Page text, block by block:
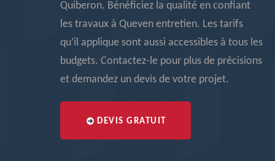
Quiberon. Bénéficiez la qualité en confiant
les travaux à Queven entretien. Les tarifs
qu’il applique sont aussi accessibles à tous les
budgets. Contactez-le pour plus de précisions
et demandez un devis de votre projet.
DEVIS GRATUIT